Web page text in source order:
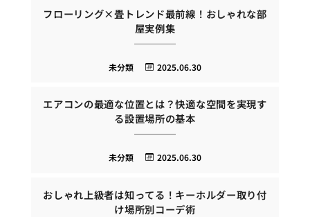
フローリング×畳トレンド最前線！おしゃれな部
屋実例集
2025.06.30
未分類
エアコンの最適な位置とは？快適な空間を実現す
る設置場所の基本
2025.06.30
未分類
おしゃれ上級者は知ってる！キーホルダー取り付
け場所別コーデ術